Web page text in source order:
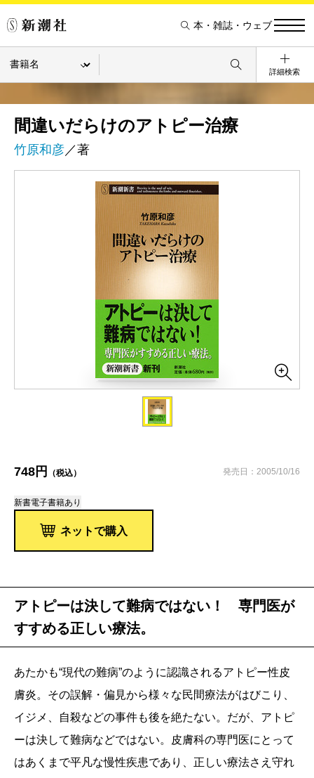
本・雑誌・ウェブ
詳細検索
間違いだらけのアトピー治療
竹原和彦／著
748円 （税込） 発売日：2005/10/16
新書電子書籍あり
ネットで購入
アトピーは決して難病ではない！ 専門医が
すすめる正しい療法。
あたかも“現代の難病”のように認識されるアトピー性皮
膚炎。その誤解・偏見から様々な民間療法がはびこり、
イジメ、自殺などの事件も後を絶たない。だが、アトピ
ーは決して難病などではない。皮膚科の専門医にとって
はあくまで平凡な慢性疾患であり、正しい療法さえ守れ